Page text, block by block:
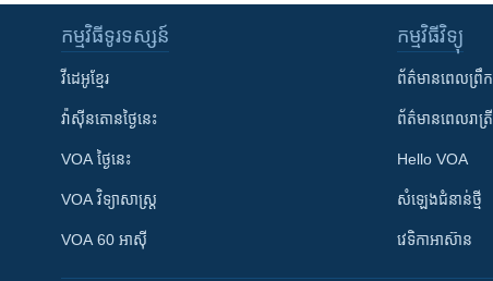
កម្មវិធី​ទូរទស្សន៍
វីដេអូ​ខ្មែរ
វ៉ាស៊ីនតោន​ថ្ងៃ​នេះ
VOA ថ្ងៃនេះ
VOA ​វិទ្យាសាស្ត្រ
VOA 60 អាស៊ី
កម្មវិធី​វិទ្យុ
ព័ត៌មាន​ពេល​ព្រឹក
ព័ត៌មាន​​ពេល​រាត្រី
Hello VOA
សំឡេង​ជំនាន់​ថ្មី
វេទិកា​អាស៊ាន